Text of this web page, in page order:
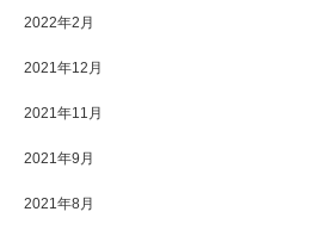
2022年2月
2021年12月
2021年11月
2021年9月
2021年8月